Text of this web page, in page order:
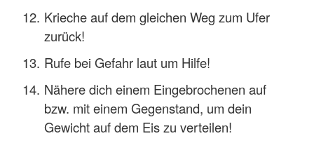
Krieche auf dem gleichen Weg zum Ufer
zurück!
Rufe bei Gefahr laut um Hilfe!
Nähere dich einem Eingebrochenen auf
bzw. mit einem Gegenstand, um dein
Gewicht auf dem Eis zu verteilen!